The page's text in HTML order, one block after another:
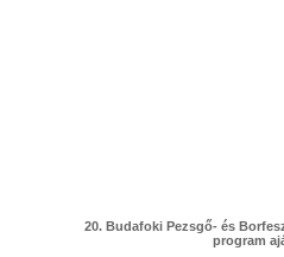
20. Budafoki Pezsgő- és
program